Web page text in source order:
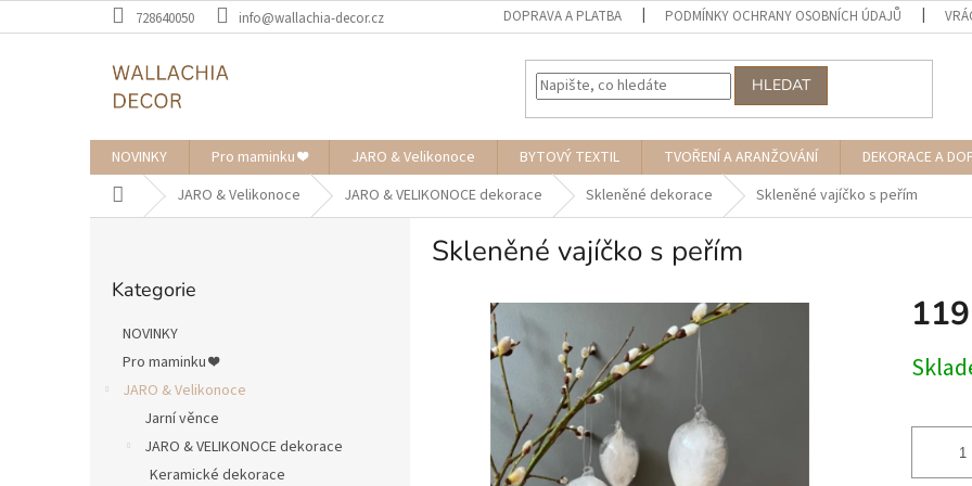
na
728640050 info@wallachia-decor.cz DOPRAVA A PLATBA PODMÍNKY OCHRANY OSOBNÍCH ÚDAJŮ
HLEDAT
NOVINKY Pro maminku ❤️ JARO & Velikonoce BYTOVÝ TEXTIL TVOŘENÍ A ARANŽOVÁNÍ DEKORACE A
Domů JARO & Velikonoce JARO & VELIKONOCE dekorace Skleněné dekorace Skleněné vajíčko s peřím
kategorie
Kategorie
NOVINKY
Pro maminku ❤️
JARO & Velikonoce
Jarní věnce
JARO & VELIKONOCE dekorace
Keramické dekorace
Skleněné vajíčko s peřím
cena: